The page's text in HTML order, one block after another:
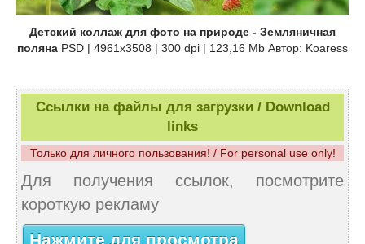
Детский коллаж для фото на природе - Земляничная
поляна PSD | 4961x3508 | 300 dpi | 123,16 Mb Автор: Koaress
Ссылки на файлы для загрузки / Download
links
Только для личного пользования! / For personal use only!
Для получения ссылок, посмотрите
короткую рекламу
Нажмите для просмотра